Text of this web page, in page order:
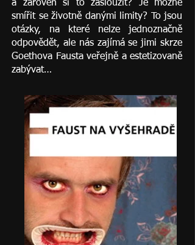
a zároveň si to zasloužit? Je možné
smířit se životně danými limity? To jsou
otázky, na které nelze jednoznačně
odpovědět, ale nás zajímá se jimi skrze
Goethova Fausta veřejně a estetizovaně
zabývat…